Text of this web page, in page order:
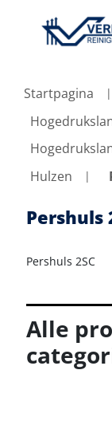
Startpagina
Hulzen
Pershuls
Pershuls 2SC
Alle